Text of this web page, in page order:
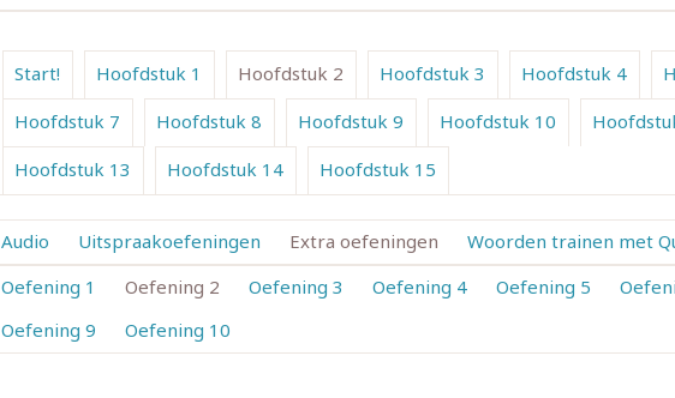
Start! Hoofdstuk 1 Hoofdstuk 2 Hoofdstuk 3 Hoofdstuk 4
Hoofdstuk 7
Hoofdstuk 8 Hoofdstuk 9 Hoofdstuk 10
Hoofdstuk 13
Hoofdstuk 14 Hoofdstuk 15
Audio Uitspraakoefeningen Extra oefeningen
Woorden trainen met
Oefening 1
Oefening 2 Oefening 3 Oefening 4 Oefening 5
Oefening 9
Oefening 10